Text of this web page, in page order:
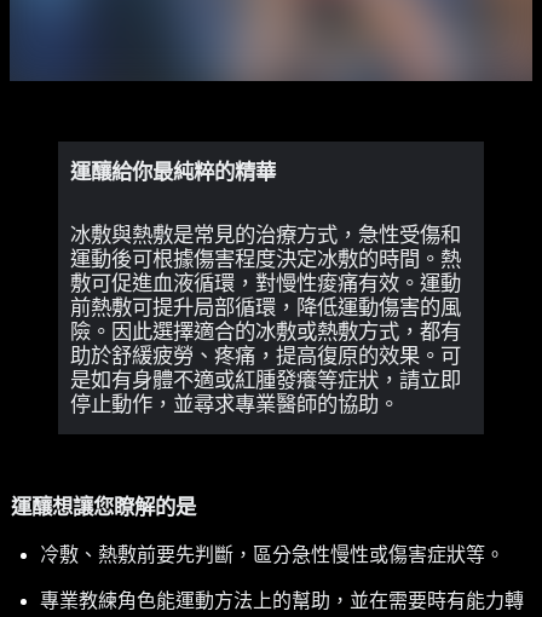
運釀給你最純粹的精華
冰敷與熱敷是常見的治療方式，急性受傷和
運動後可根據傷害程度決定冰敷的時間。熱
敷可促進血液循環，對慢性痠痛有效。運動
前熱敷可提升局部循環，降低運動傷害的風
險。因此選擇適合的冰敷或熱敷方式，都有
助於舒緩疲勞、疼痛，提高復原的效果。可
是如有身體不適或紅腫發癢等症狀，請立即
停止動作，並尋求專業醫師的協助。
運釀想讓您瞭解的是
冷敷、熱敷前要先判斷，區分急性慢性或傷害症狀等。
專業教練角色能運動方法上的幫助，並在需要時有能力轉